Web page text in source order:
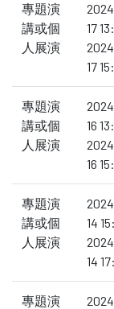
專題演
講或個
人展演
17
17
專題演
講或個
人展演
16
16
專題演
講或個
人展演
14
14
專題演